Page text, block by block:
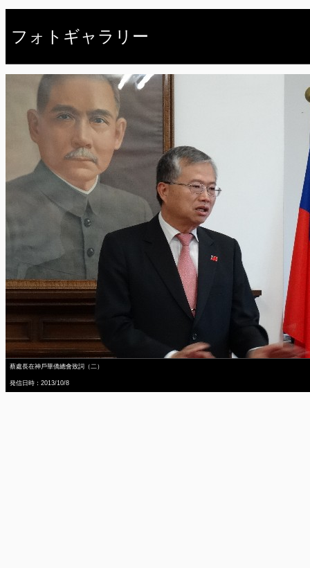
フォトギャラリー
蔡處長在神戶華僑總會致詞（二）
発信日時：2013/10/8